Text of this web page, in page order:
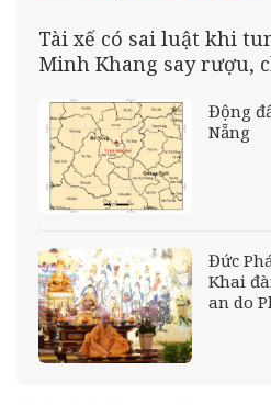
Tài xế có sai luật khi
Minh Khang say rượu,
Động
Nẵng
Đức
Khai
an do